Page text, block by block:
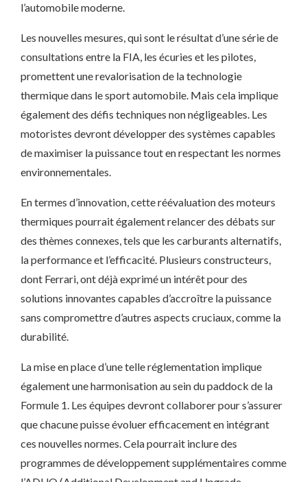
l’automobile moderne.
Les nouvelles mesures, qui sont le résultat d’une série de
consultations entre la FIA, les écuries et les pilotes,
promettent une revalorisation de la technologie
thermique dans le sport automobile. Mais cela implique
également des défis techniques non négligeables. Les
motoristes devront développer des systèmes capables
de maximiser la puissance tout en respectant les normes
environnementales.
En termes d’innovation, cette réévaluation des moteurs
thermiques pourrait également relancer des débats sur
des thèmes connexes, tels que les carburants alternatifs,
la performance et l’efficacité. Plusieurs constructeurs,
dont Ferrari, ont déjà exprimé un intérêt pour des
solutions innovantes capables d’accroître la puissance
sans compromettre d’autres aspects cruciaux, comme la
durabilité.
La mise en place d’une telle réglementation implique
également une harmonisation au sein du paddock de la
Formule 1. Les équipes devront collaborer pour s’assurer
que chacune puisse évoluer efficacement en intégrant
ces nouvelles normes. Cela pourrait inclure des
programmes de développement supplémentaires comme